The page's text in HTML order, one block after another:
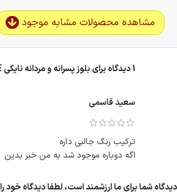
مشاهده محصولات مشابه موجود
1 دیدگاه برای بلوز پسرانه و مردانه نایکی NIKE طرح جدید
سعید قاسمی
ترکیب رنگ جالبی داره
اگه دوباره موجود شد به من خبر بدین
دیدگاه شما برای ما ارزشمند است، لطفا دیدگاه خود